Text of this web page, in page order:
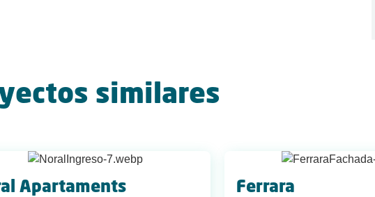
similares
Apartaments Ferrara